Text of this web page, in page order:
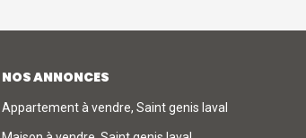
NOS ANNONCES
Appartement à vendre, Saint genis laval